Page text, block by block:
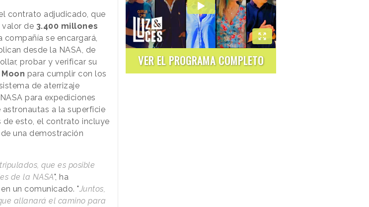
contrato adjudicado, que
valor de 3.400 millones
compañía se encargará,
desde la NASA, de
probar y verificar su
para cumplir con los
de aterrizaje
para expediciones
astronautas a la superficie
de esto, el contrato incluye
una demostración
que es posible
de la NASA", ha
un comunicado. "Juntos,
allanará el camino para
VER EL PROGRAMA COMPLETO